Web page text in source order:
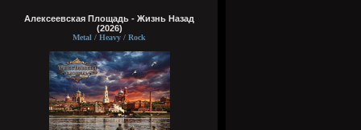
Алексеевская Площадь - Жизнь Назад
(2026)
Metal / Heavy / Rock